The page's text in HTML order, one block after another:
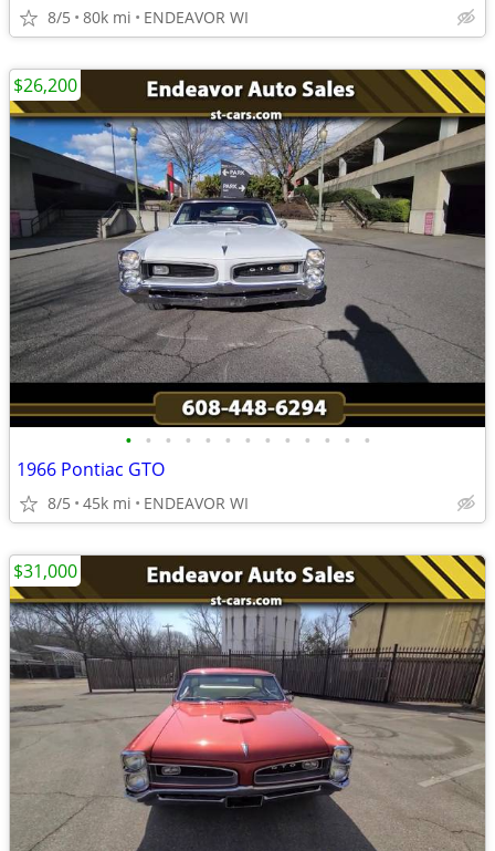
8/5 80k mi ENDEAVOR WI
• • • • • • • • • • • • •
1966 Pontiac GTO
8/5 45k mi ENDEAVOR WI
$26,200
$31,000